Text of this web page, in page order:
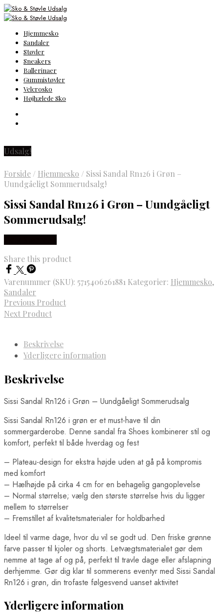
Hjemmesko
Sandaler
Støvler
Sneakers
Ballerinaer
Gummistøvler
Velcrosko
Højhælede Sko
Udsalg!
Forside / Hjemmesko / Sissi Sandal Rn126 i Grøn –
Uundgåeligt Sommerudsalg!
Sissi Sandal Rn126 i Grøn – Uundgåeligt
Sommerudsalg!
Share this product
Varenummer (SKU): 5715406261881 Kategorier: Hjemmesko,
Sandaler
Previous Product
Next Product
Beskrivelse
Yderligere information
Beskrivelse
Sissi Sandal Rn126 i Grøn – Uundgåeligt Sommerudsalg
Sissi Sandal Rn126 i grøn er et must-have til din
sommergarderobe. Denne sandal fra Shoes kombinerer stil og
komfort, perfekt til både hverdag og fest
– Plateau-design for ekstra højde uden at gå på kompromis
med komfort
– Hælhøjde på cirka 4 cm for en behagelig gangoplevelse
– Normal størrelse; vælg den største størrelse hvis du ligger
mellem to størrelser
– Fremstillet af kvalitetsmaterialer for holdbarhed
Ideel til varme dage, hvor du vil se godt ud. Den friske grønne
farve passer til kjoler og shorts. Letvægtsmaterialet gør dem
nemme at tage af og på, perfekt til travle dage eller afslapning
derhjemme. Gør dig klar til sommerens eventyr med Sissi Sandal
Rn126 i grøn, din trofaste følgesvend uanset aktivitet
Yderligere information